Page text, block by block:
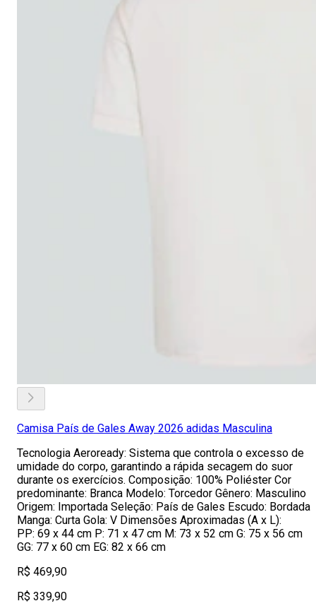
Camisa País de Gales Away 2026 adidas Masculina
Tecnologia Aeroready: Sistema que controla o excesso de
umidade do corpo, garantindo a rápida secagem do suor
durante os exercícios. Composição: 100% Poliéster Cor
predominante: Branca Modelo: Torcedor Gênero: Masculino
Origem: Importada Seleção: País de Gales Escudo: Bordada
Manga: Curta Gola: V Dimensões Aproximadas (A x L):
PP: 69 x 44 cm P: 71 x 47 cm M: 73 x 52 cm G: 75 x 56 cm
GG: 77 x 60 cm EG: 82 x 66 cm
R$ 469,90
R$ 339,90